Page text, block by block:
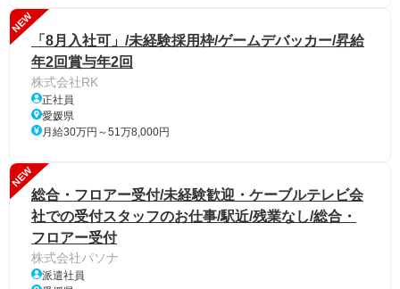
NEW
「8月入社可」/未経験採用枠/ゲームデバッカー/昇給
年2回賞与年2回
株式会社RK
正社員
愛媛県
月給30万円～51万8,000円
NEW
総合・フロアー受付/未経験歓迎・ケーブルテレビ会
社での受付スタッフのお仕事/駅近/残業なし/総合・
フロアー受付
株式会社パソナ
派遣社員